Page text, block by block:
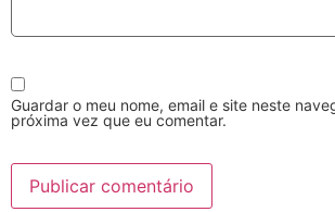
Guardar o meu nome, email e site neste
próxima vez que eu comentar.
Lavagem Manual